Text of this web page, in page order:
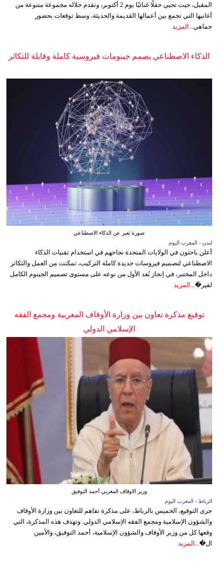
المقبل، حيث تحيي حفلًا غنائيًا يوم 2 أكتوبر، وتقدم خلاله مجموعة متنوعة من
أغانيها التي تجمع بين أعمالها القديمة والحديثة، وسط توقعات بحضور
جماهي... المزيد
الذكاء الاصطناعي يصمم جينومات فيروسية كاملة وقابلة للتكاثر
صورة تعبر عن الذكاء الاصطناعي
لندن - المغرب اليوم
أعلن باحثون في الولايات المتحدة نجاحهم في استخدام تقنيات الذكاء
الاصطناعي لتصميم فيروسات جديدة كاملة التركيب، تمكنت من العمل والتكاثر
داخل المختبر، في إنجاز يُعد الأول من نوعه على مستوى تصميم الجينوم الكامل
لفير�...
المزيد
توقيع مذكرة تعاون بين وزارة الأوقاف المغربية ومجمع الفقه
الإسلامي الدولي
وزير الاوقاف المغربي أحمد التوفيق
الرباط - المغرب اليوم
جرى التوقيع، الخميس بالرباط، على مذكرة تفاهم للتعاون بين وزارة الأوقاف
والشؤون الإسلامية ومجمع الفقه الإسلامي الدولي. وتهدف هذه المذكرة، التي
وقعها كل من وزير الأوقاف والشؤون الإسلامية، أحمد التوفيق، والأمين
ال�... المزيد